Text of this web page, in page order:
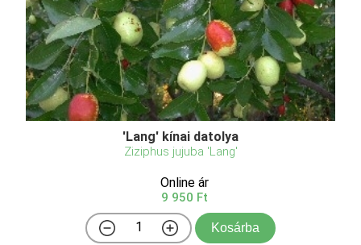
'Lang' kínai datolya
Ziziphus jujuba 'Lang'
Online ár
9 950 Ft
Kosárba